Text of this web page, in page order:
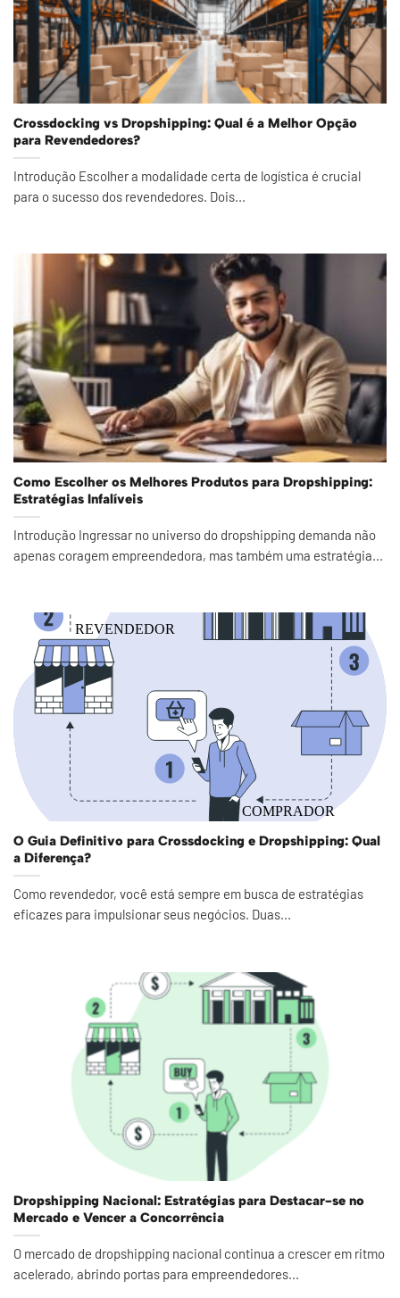
Crossdocking vs Dropshipping: Qual é a Melhor Opção
para Revendedores?
Introdução Escolher a modalidade certa de logística é crucial
para o sucesso dos revendedores. Dois...
Como Escolher os Melhores Produtos para Dropshipping:
Estratégias Infalíveis
Introdução Ingressar no universo do dropshipping demanda não
apenas coragem empreendedora, mas também uma estratégia...
O Guia Definitivo para Crossdocking e Dropshipping: Qual
a Diferença?
Como revendedor, você está sempre em busca de estratégias
eficazes para impulsionar seus negócios. Duas...
Dropshipping Nacional: Estratégias para Destacar-se no
Mercado e Vencer a Concorrência
O mercado de dropshipping nacional continua a crescer em ritmo
acelerado, abrindo portas para empreendedores...